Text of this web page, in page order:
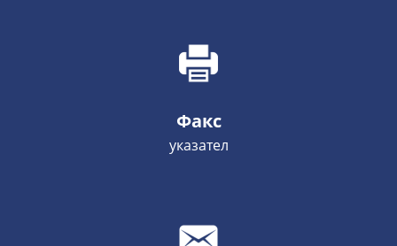
Факс
указател